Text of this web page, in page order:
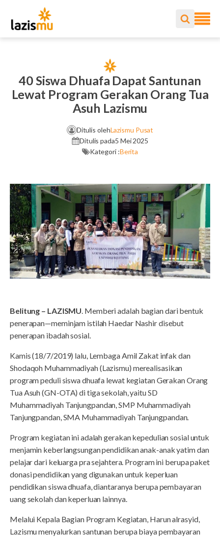
40 Siswa Dhuafa Dapat Santunan
Lewat Program Gerakan Orang Tua
Asuh Lazismu
Ditulis olehLazismu Pusat
Ditulis pada5 Mei 2025
Kategori :Berita
Belitung – LAZISMU. Memberi adalah bagian dari bentuk
penerapan—meminjam istilah Haedar Nashir disebut
penerapan ibadah sosial.
Kamis (18/7/2019) lalu, Lembaga Amil Zakat infak dan
Shodaqoh Muhammadiyah (Lazismu) merealisasikan
program peduli siswa dhuafa lewat kegiatan Gerakan Orang
Tua Asuh (GN-OTA) di tiga sekolah, yaitu SD
Muhammadiyah Tanjungpandan, SMP Muhammadiyah
Tanjungpandan, SMA Muhammadiyah Tanjungpandan.
Program kegiatan ini adalah gerakan kepedulian sosial untuk
menjamin keberlangsungan pendidikan anak-anak yatim dan
pelajar dari keluarga pra sejahtera. Program ini berupa paket
donasi pendidikan yang digunakan untuk keperluan
pendidikan siswa dhuafa, diantaranya berupa pembayaran
uang sekolah dan keperluan lainnya.
Melalui Kepala Bagian Program Kegiatan, Harun alrasyid,
Lazismu menyalurkan santunan berupa biaya pembayaran